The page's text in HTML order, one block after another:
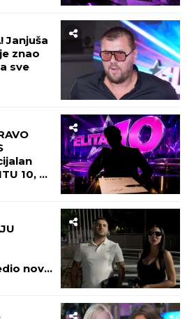
dana igrao, ovo je bila
zadnja uloga
poseti Noru jer Filip Car radi
Asmin Durdžić ugašen u
LI SLOBA OBJAVIO SVE, JA
Nikolić prekipelo, poručila
ženi: "Ti si DAMA
MORALA", odjednom
šok odluku
by Aklamator